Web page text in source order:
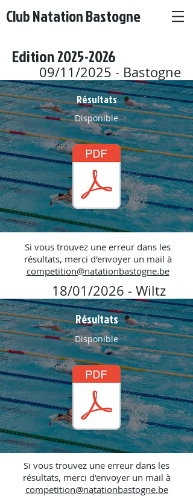
Club Natation Bastogne
Edition2025-2026
09/11/2025 - Bastogne
Résultats
Disponible
Si vous trouvez une erreur dans les
résultats, merci d'envoyer un mail à
competition@natationbastogne.be
18/01/2026 - Wiltz
Résultats
Disponible
Si vous trouvez une erreur dans les
résultats, merci d'envoyer un mail à
competition@natationbastogne.be